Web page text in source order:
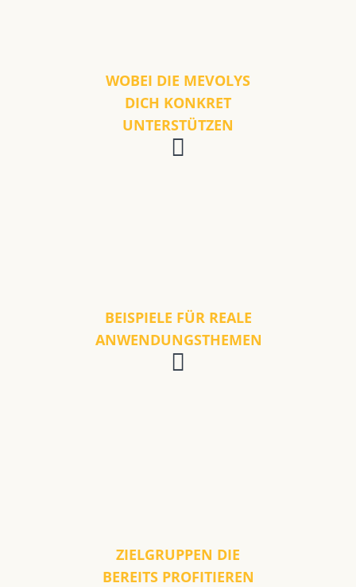
WOBEI DIE MEVOLYS
DICH KONKRET
UNTERSTÜTZEN
BEISPIELE FÜR REALE
ANWENDUNGSTHEMEN
ZIELGRUPPEN DIE
BEREITS PROFITIEREN